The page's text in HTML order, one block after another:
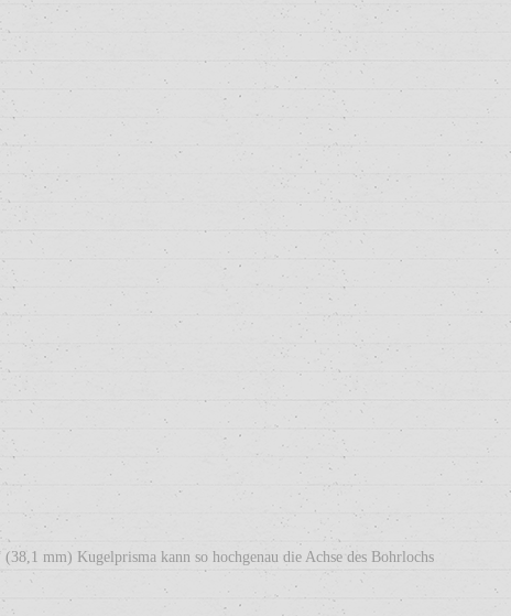
mm) Kugelprisma kann so hochgenau die Achse des Bohrlochs